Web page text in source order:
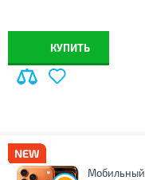
КУПИТЬ
Мобильный